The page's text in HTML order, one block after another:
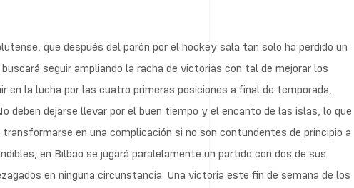
que después del parón por el hockey sala tan solo ha perdido un
seguir ampliando la racha de victorias con tal de mejorar los
la lucha por las cuatro primeras posiciones a final de temporada,
deben dejarse llevar por el buen tiempo y el encanto de las islas, lo que
en una complicación si no son contundentes de principio a
en Bilbao se jugará paralelamente un partido con dos de sus
en ninguna circunstancia. Una victoria este fin de semana de los